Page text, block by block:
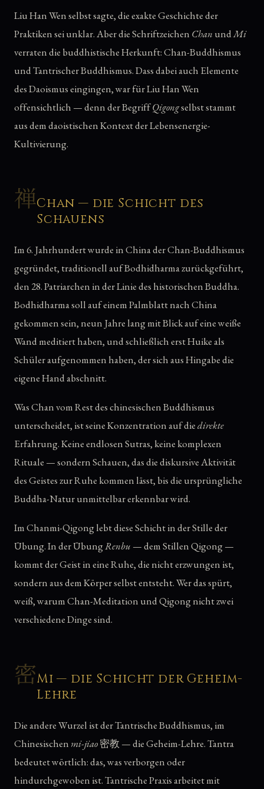
Liu Han Wen selbst sagte, die exakte Geschichte der
Praktiken sei unklar. Aber die Schriftzeichen Chan undMi
verraten die buddhistische Herkunft: Chan-Buddhismus
und Tantrischer Buddhismus. Dass dabei auch Elemente
des Daoismus eingingen, war für Liu Han Wen
offensichtlich — denn der BegriffQigongselbst stammt
aus dem daoistischen Kontext der Lebensenergie-
Kultivierung.
禅Chan — die Schicht des
Schauens
Im 6. Jahrhundert wurde in China der Chan-Buddhismus
gegründet, traditionell auf Bodhidharma zurückgeführt,
den 28. Patriarchen in der Linie des historischen Buddha.
Bodhidharma soll auf einem Palmblatt nach China
gekommen sein, neun Jahre lang mit Blick auf eine weiße
Wand meditiert haben, und schließlich erst Huike als
Schüler aufgenommen haben, der sich aus Hingabe die
eigene Hand abschnitt.
Was Chan vom Rest des chinesischen Buddhismus
unterscheidet, ist seine Konzentration auf diedirekte
Erfahrung. Keine endlosen Sutras, keine komplexen
Rituale — sondern Schauen, das die diskursive Aktivität
des Geistes zur Ruhe kommen lässt, bis die ursprüngliche
Buddha-Natur unmittelbar erkennbar wird.
Im Chanmi-Qigong lebt diese Schicht in der Stille der
Übung. In der ÜbungRenbu — dem Stillen Qigong —
kommt der Geist in eine Ruhe, die nicht erzwungen ist,
sondern aus dem Körper selbst entsteht. Wer das spürt,
weiß, warum Chan-Meditation und Qigong nicht zwei
verschiedene Dinge sind.
密Mi — die Schicht der Geheim-
Lehre
Die andere Wurzel ist der Tantrische Buddhismus, im
Chinesischen mi-jiao密教 — die Geheim-Lehre. Tantra
bedeutet wörtlich: das, was verborgen oder
hindurchgewoben ist. Tantrische Praxis arbeitet mit